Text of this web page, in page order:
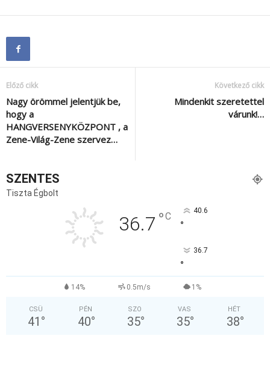
Előző cikk
Nagy örömmel jelentjük be,
hogy a
HANGVERSENYKÖZPONT , a
Zene-Világ-Zene szervez…
Következő cikk
Mindenkit szeretettel
várunk!…
SZENTES
Tiszta Égbolt
36.7 °C 40.6
°
36.7
°
14% 0.5m/s 1%
CSÜ
41 °
PÉN
40°
SZO
35°
VAS
35°
HÉT
38°